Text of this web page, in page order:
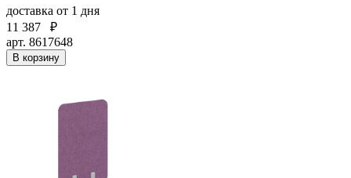
доставка от 1 дня
11 387
₽
арт. 8617648
В корзину